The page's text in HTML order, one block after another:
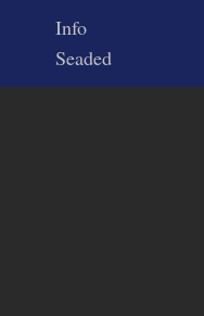
Info
Seaded